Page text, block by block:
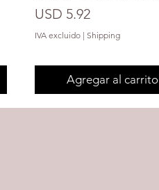
Precio
USD 5.92
IVA excluido| Shipping
Agregar al carrito